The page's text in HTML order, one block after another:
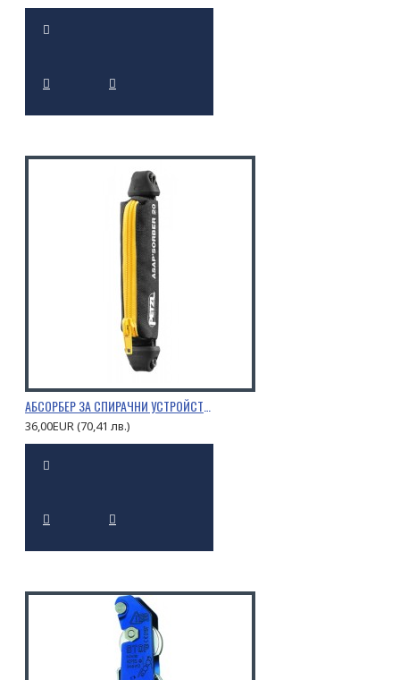
АБСОРБЕР ЗА СПИРАЧНИ УСТРОЙСТВА PETZL ASAP’SORBER
36,00EUR (70,41 лв.)